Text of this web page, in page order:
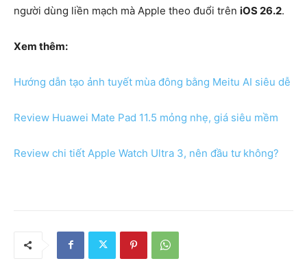
người dùng liền mạch mà Apple theo đuổi trên iOS 26.2.
Xem thêm:
Hướng dẫn tạo ảnh tuyết mùa đông bằng Meitu AI siêu dễ
Review Huawei Mate Pad 11.5 mỏng nhẹ, giá siêu mềm
Review chi tiết Apple Watch Ultra 3, nên đầu tư không?